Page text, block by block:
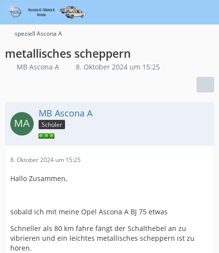
speziell Ascona A
metallisches scheppern
MB Ascona A 8. Oktober 2024 um 15:25
MB Ascona A
Schüler
8. Oktober 2024 um 15:25
Hallo Zusammen,
sobald ich mit meine Opel Ascona A BJ 75 etwas
Schneller als 80 km fahre fängt der Schalthebel an zu
vibrieren und ein leichtes metallisches scheppern ist zu
hören.